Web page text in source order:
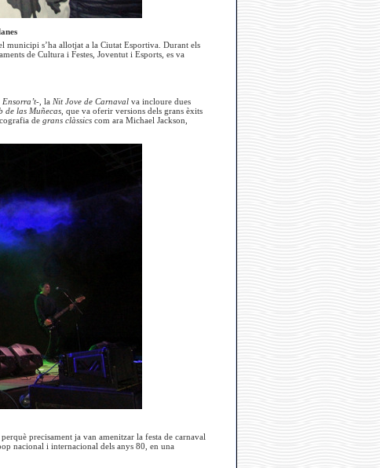
municipi s’ha allotjat a la Ciutat Esportiva. Durant els
de Cultura i Festes, Joventut i Esports, es va
, la Nit Jove de Carnaval va incloure dues
de las Muñecas, que va oferir versions dels grans èxits
de grans clàssics com ara Michael Jackson,
precisament ja van amenitzar la festa de carnaval
nacional i internacional dels anys 80, en una